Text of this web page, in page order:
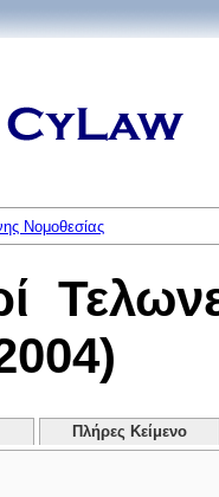
Νομοθεσίας
Πλήρες Κείμενο